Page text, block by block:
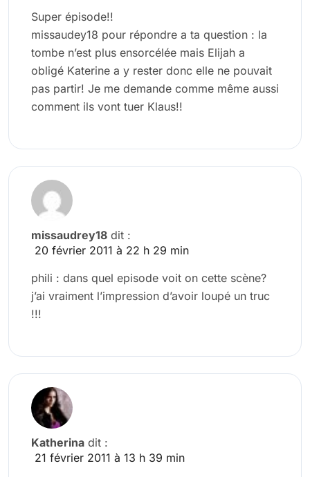
Super épisode!!
missaudey18 pour répondre a ta question : la
tombe n’est plus ensorcélée mais Elijah a
obligé Katerine a y rester donc elle ne pouvait
pas partir! Je me demande comme même aussi
comment ils vont tuer Klaus!!
missaudrey18 dit :
20 février 2011 à 22 h 29 min
phili : dans quel episode voit on cette scène?
j’ai vraiment l’impression d’avoir loupé un truc
!!!
Katherina dit :
21 février 2011 à 13 h 39 min